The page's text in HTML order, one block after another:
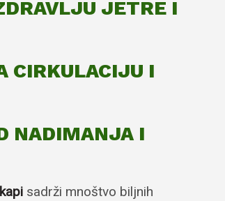
JETRE I
CIRKULACIJU I
NADIMANJA I
sadrži mnoštvo biljnih